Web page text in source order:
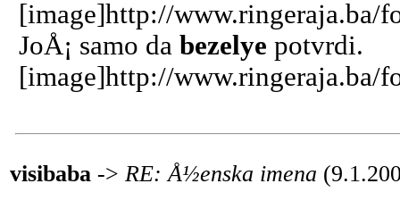
[image]http://www.ringeraja.ba/
JoÅ¡ samo da bezelye potvrdi.
[image]http://www.ringeraja.ba/
visibaba -> RE: Å½enska imena